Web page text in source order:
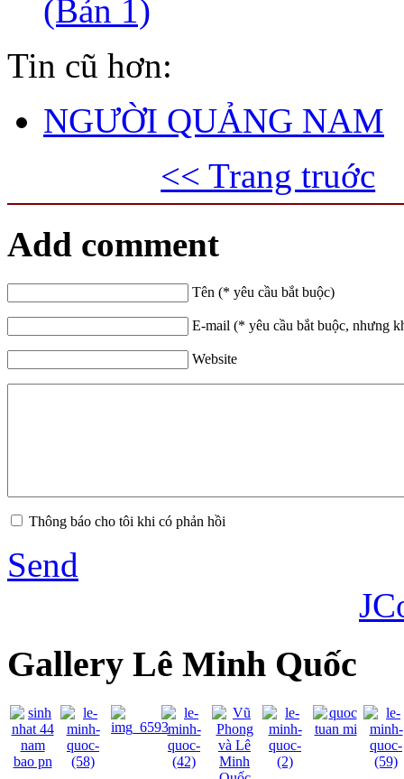
(Bản 1)
Tin cũ hơn:
NGƯỜI QUẢNG NAM
<< Trang truớc
Add comment
Tên (* yêu cầu bắt buộc)
E-mail (* yêu cầu bắt buộc, nhưng
Website
Thông báo cho tôi khi có phản hồi
Send
Gallery Lê Minh Quốc